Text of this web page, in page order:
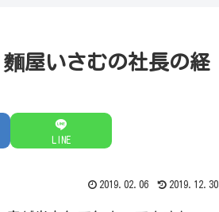
屋いさむの社長の経
LINE
2019.02.06 2019.12.30